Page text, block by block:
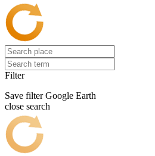
Filter
Save filter Google Earth
close search